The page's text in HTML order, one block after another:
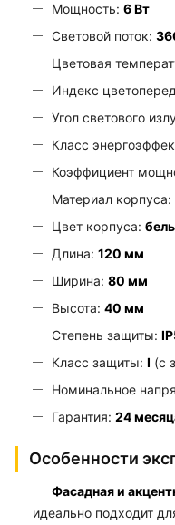
Мощность: 6 Вт
Световой поток:
Цветовая
Индекс
Угол светового
Класс
Коэффициент
Материал корпуса:
Цвет корпуса:
Длина: 120 мм
Ширина: 80 мм
Высота: 40 мм
Степень защиты:
Класс защиты: I (с
Номинальное
Гарантия: 24
Особенности
Фасадная и
идеально подходит